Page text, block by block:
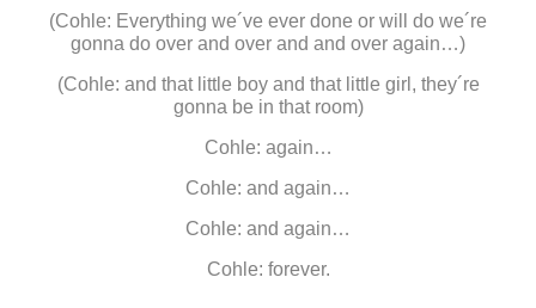
(Cohle: Everything we´ve ever done or will do we´re
gonna do over and over and and over again…)
(Cohle: and that little boy and that little girl, they´re
gonna be in that room)
Cohle: again…
Cohle: and again…
Cohle: and again…
Cohle: forever.